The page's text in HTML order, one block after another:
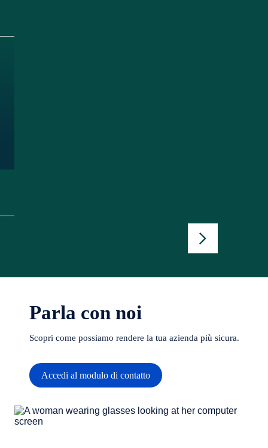
Parla con noi
Scopri come possiamo rendere la tua azienda più sicura.
Accedi al modulo di contatto